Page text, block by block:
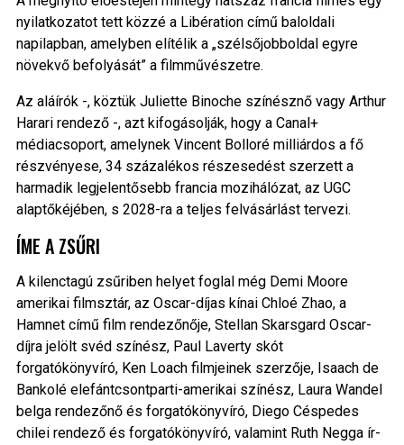
nyilatkozatot tett közzé a Libération című baloldali
napilapban, amelyben elítélik a „szélsőjobboldal egyre
növekvő befolyását” a filmművészetre.
Az aláírók -, köztük Juliette Binoche színésznő vagy Arthur
Harari rendező -, azt kifogásolják, hogy a Canal+
médiacsoport, amelynek Vincent Bolloré milliárdos a fő
részvényese, 34 százalékos részesedést szerzett a
harmadik legjelentősebb francia mozihálózat, az UGC
alaptőkéjében, s 2028-ra a teljes felvásárlást tervezi.
ÍME A ZSŰRI
A kilenctagú zsűriben helyet foglal még Demi Moore
amerikai filmsztár, az Oscar-díjas kínai Chloé Zhao, a
Hamnet című film rendezőnője, Stellan Skarsgard Oscar-
díjra jelölt svéd színész, Paul Laverty skót
forgatókönyvíró, Ken Loach filmjeinek szerzője, Isaach de
Bankolé elefántcsontparti-amerikai színész, Laura Wandel
belga rendezőnő és forgatókönyvíró, Diego Céspedes
chilei rendező és forgatókönyvíró, valamint Ruth Negga ír-